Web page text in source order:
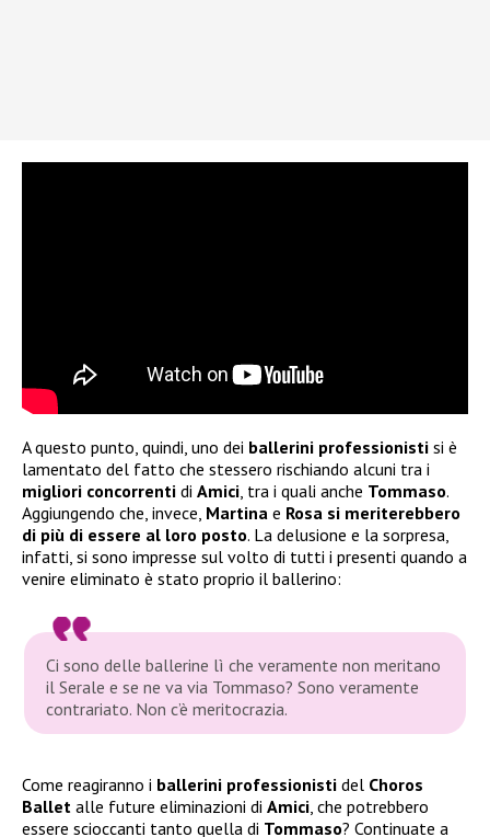
A questo punto, quindi, uno dei ballerini professionisti si è
lamentato del fatto che stessero rischiando alcuni tra i
migliori concorrenti di Amici , tra i quali anche Tommaso.
Aggiungendo che, invece, Martina e Rosa si meriterebbero
di più di essere al loro posto. La delusione e la sorpresa,
infatti, si sono impresse sul volto di tutti i presenti quando a
venire eliminato è stato proprio il ballerino:
Ci sono delle ballerine lì che veramente non meritano
il Serale e se ne va via Tommaso? Sono veramente
contrariato. Non c’è meritocrazia.
Come reagiranno i ballerini professionisti del Choros
Ballet alle future eliminazioni di Amici, che potrebbero
essere scioccanti tanto quella di Tommaso? Continuate a